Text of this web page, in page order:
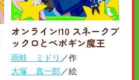
オンライン!10 スネークブ
ックロとペポギン魔王
雨蛙 ミドリ ／作
大塚 真一郎 ／絵